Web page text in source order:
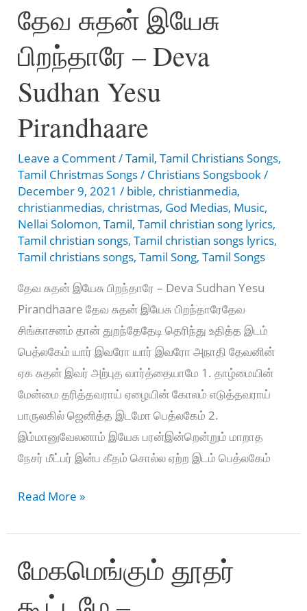
–
Asathura
Anboda
Azhaga
தேவ சுதன் இயேசு
பிறந்தாரே – Deva
Sudhan Yesu
Pirandhaare
Leave a Comment/Tamil,Tamil Christians Songs,
Tamil Christmas Songs/ Christians Songsbook/
December 9, 2021/ bible, christianmedia,
christianmedias, christmas, God Medias, Music,
Nellai Solomon,Tamil,Tamil christian song lyrics,
Tamil christian songs,Tamil christian songs lyrics,
Tamil christians songs,Tamil Song,Tamil Songs
தேவ சுதன் இயேசு பிறந்தாரே – Deva Sudhan Yesu
Pirandhaare தேவ சுதன் இயேசு பிறந்தாரேதேவ
சிங்காசனம் தான் துறந்தேதேடி தெரிந்து உதித்த இடம்
பெத்லகேம் யார் இவரோ யார் இவரோ அநாதி தேவனின்
ஏக சுதன் இவர் அற்புத வார்த்தையாமே 1. தாழ்மையின்
மேன்மை தரித்தவராய் ஏழையின் கோலம் எடுத்தவராய்
பாருலகில் ஜெனித்த இடமோ பெத்லகேம் 2.
இம்மானுவேலனாம் இயேசு பரன்இன்றென்றும் மாறாத
நேசர் மீட்பர் இன்ப கீதம் சொல்ல ஏற்ற இடம் பெத்லகேம்
தேவ
இயேசு
பிறந்தாரே
–
Deva
Read More »
மேகமெங்கும் தூதர்